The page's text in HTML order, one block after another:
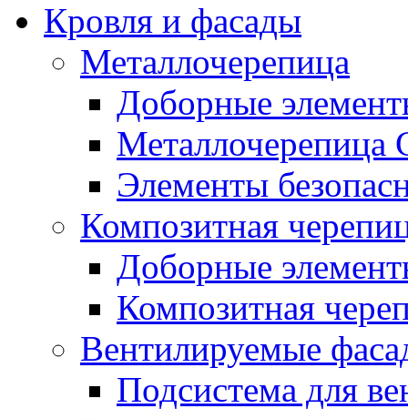
Кровля и фасады
Металлочерепица
Доборные
Металлочерепица
Элементы
Композитная
Доборные
Композитная
Вентилируемые
Подсистема для